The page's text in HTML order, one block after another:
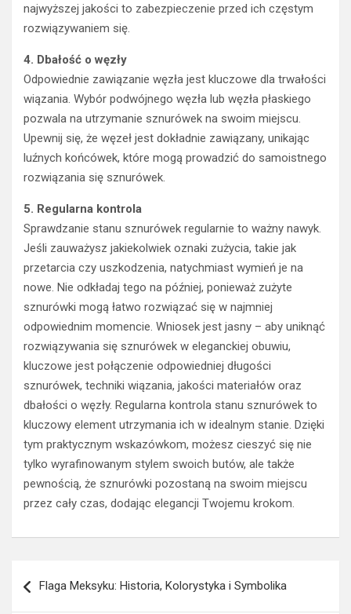
najwyższej jakości to zabezpieczenie przed ich częstym
rozwiązywaniem się.
4. Dbałość o węzły
Odpowiednie zawiązanie węzła jest kluczowe dla trwałości
wiązania. Wybór podwójnego węzła lub węzła płaskiego
pozwala na utrzymanie sznurówek na swoim miejscu.
Upewnij się, że węzeł jest dokładnie zawiązany, unikając
luźnych końcówek, które mogą prowadzić do samoistnego
rozwiązania się sznurówek.
5. Regularna kontrola
Sprawdzanie stanu sznurówek regularnie to ważny nawyk.
Jeśli zauważysz jakiekolwiek oznaki zużycia, takie jak
przetarcia czy uszkodzenia, natychmiast wymień je na
nowe. Nie odkładaj tego na później, ponieważ zużyte
sznurówki mogą łatwo rozwiązać się w najmniej
odpowiednim momencie. Wniosek jest jasny – aby uniknąć
rozwiązywania się sznurówek w eleganckiej obuwiu,
kluczowe jest połączenie odpowiedniej długości
sznurówek, techniki wiązania, jakości materiałów oraz
dbałości o węzły. Regularna kontrola stanu sznurówek to
kluczowy element utrzymania ich w idealnym stanie. Dzięki
tym praktycznym wskazówkom, możesz cieszyć się nie
tylko wyrafinowanym stylem swoich butów, ale także
pewnością, że sznurówki pozostaną na swoim miejscu
przez cały czas, dodając elegancji Twojemu krokom.
wpisu
Flaga Meksyku: Historia, Kolorystyka i Symbolika